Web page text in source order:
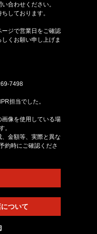
合わせください。
しております。
ジで営業日をご確認
くお願い申し上げま
7498
担当でした。
像を使用している場
。
金額等、実際と異な
約時にご確認くださ
ついて